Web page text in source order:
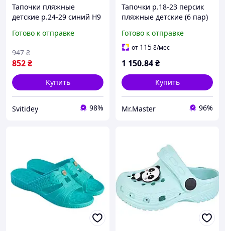
Тапочки пляжные
детские р.24-29 синий H9
Готово к отправке
852₴
947 ₴
Купить
Svitidey 98%
Тапочки р.18-23 персик
пляжные детские (6 пар)
Готово к отправке
от 115₴/мес
1 150.84₴
Купить
Mr.Master 96%